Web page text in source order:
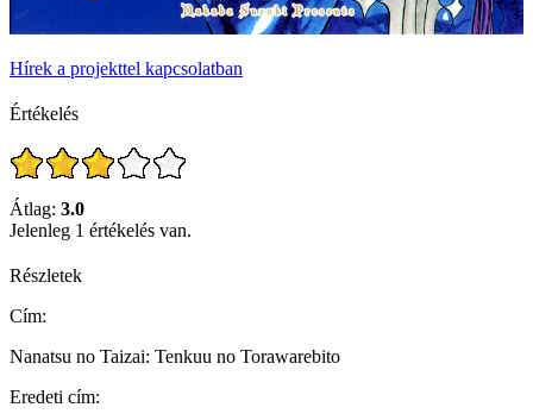
Hírek a projekttel kapcsolatban
Értékelés
Átlag: 3.0
Jelenleg 1 értékelés van.
Részletek
Cím:
Nanatsu no Taizai: Tenkuu no Torawarebito
Eredeti cím: